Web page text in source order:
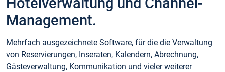
Hotelverwaltung und Channel-
Management.
Mehrfach ausgezeichnete Software, für die die Verwaltung
von Reservierungen, Inseraten, Kalendern, Abrechnung,
Gästeverwaltung, Kommunikation und vieler weiterer